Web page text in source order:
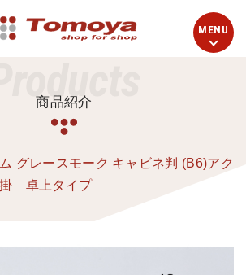
Products
商品紹介
グレースモーク キャビネ判 (B6)アク
卓上タイプ